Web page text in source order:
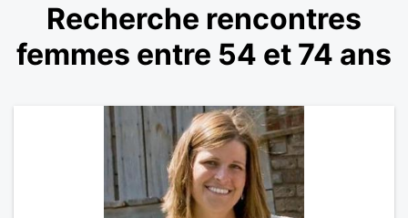
Recherche rencontres
femmes entre 54 et 74 ans